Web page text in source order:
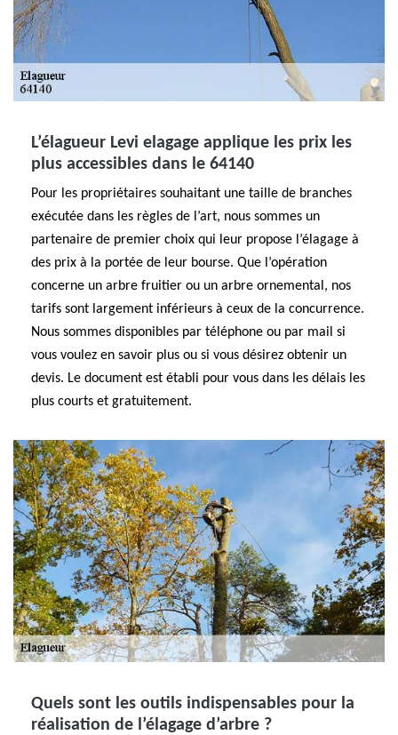
L’élagueur Levi elagage applique les prix les
plus accessibles dans le 64140
Pour les propriétaires souhaitant une taille de branches
exécutée dans les règles de l’art, nous sommes un
partenaire de premier choix qui leur propose l’élagage à
des prix à la portée de leur bourse. Que l’opération
concerne un arbre fruitier ou un arbre ornemental, nos
tarifs sont largement inférieurs à ceux de la concurrence.
Nous sommes disponibles par téléphone ou par mail si
vous voulez en savoir plus ou si vous désirez obtenir un
devis. Le document est établi pour vous dans les délais les
plus courts et gratuitement.
Quels sont les outils indispensables pour la
réalisation de l’élagage d’arbre ?